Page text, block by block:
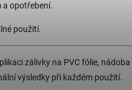
a opotřebení.
použití.
zálivky na PVC fólie, nádoba
výsledky při každém použití.